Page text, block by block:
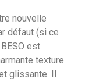
nouvelle
défaut (si ce
est
texture
glissante. Il